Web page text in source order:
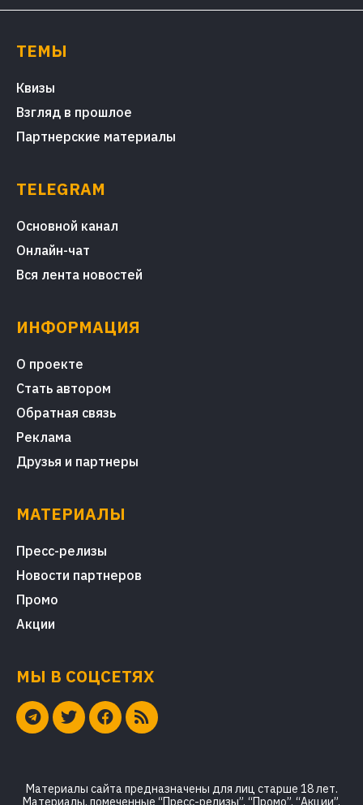
ТЕМЫ
Квизы
Взгляд в прошлое
Партнерские материалы
TELEGRAM
Основной канал
Онлайн-чат
Вся лента новостей
ИНФОРМАЦИЯ
О проекте
Стать автором
Обратная связь
Реклама
Друзья и партнеры
МАТЕРИАЛЫ
Пресс-релизы
Новости партнеров
Промо
Акции
МЫ В СОЦСЕТЯХ
Материалы сайта предназначены для лиц старше 18 лет.
Материалы, помеченные “Пресс-релизы”, “Промо”, “Акции”,